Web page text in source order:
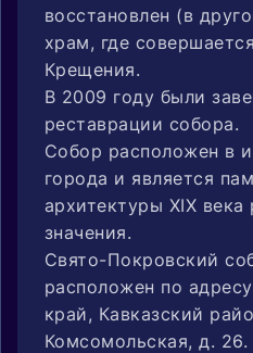
восстановлен (в
храм, где
Крещения.
В 2009 году были
реставрации собора.
Собор расположен в
города и является
архитектуры XIX века
значения.
Свято-Покровский
расположен по
край, Кавказский
Комсомольская, д. 26.